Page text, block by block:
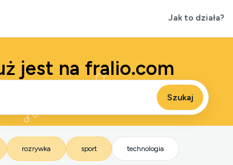
Jak to działa?
jest na fralio.com
Szukaj
rozrywka sport technologia